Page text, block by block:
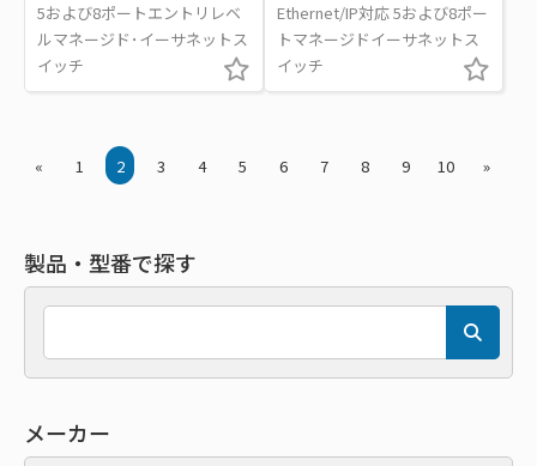
5および8ポートエントリレベ
ルマネージド･イーサネットス
イッチ
Ethernet/IP対応 5および8ポー
トマネージドイーサネットス
イッチ
« 1 2 3 4 5 6 7 8 9 10 »
製品・型番で探す
メーカー